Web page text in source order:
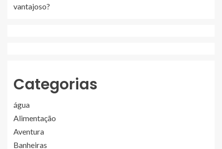
vantajoso?
Categorias
água
Alimentação
Aventura
Banheiras